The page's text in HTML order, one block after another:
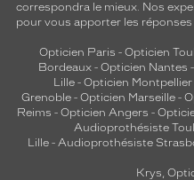
correspondra le mieux. Nos
pour vous apporter les
Opticien Paris - Opticien
Bordeaux- Opticien Nantes -
Lille - Opticien Montpellier
Grenoble - Opticien Marseille -
Reims - Opticien Angers -
Audioprothésiste
Lille- Audioprothésiste
Krys,